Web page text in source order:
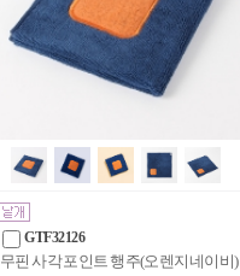
GTF32126
무핀 사각 포인트 행주(오렌지네이비)